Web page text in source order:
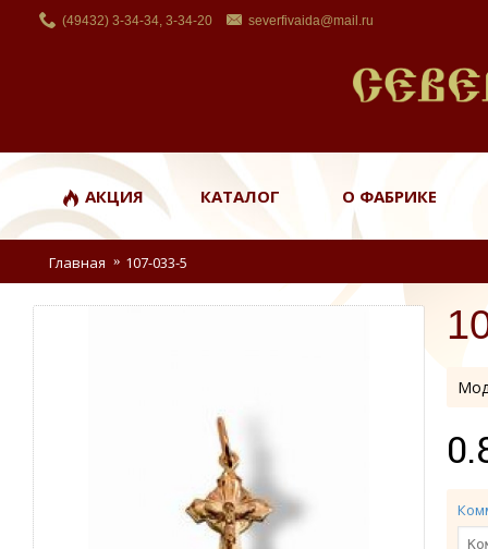
(49432) 3-34-34, 3-34-20 severfivaida@mail.ru
АКЦИЯ КАТАЛОГ О ФАБРИКЕ
Главная 107-033-5